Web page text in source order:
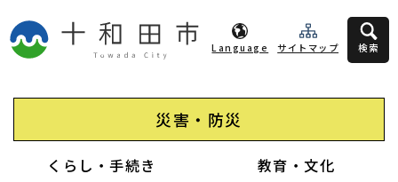
Language サイトマップ 検索
災害・防災
くらし・手続き
教育・文化